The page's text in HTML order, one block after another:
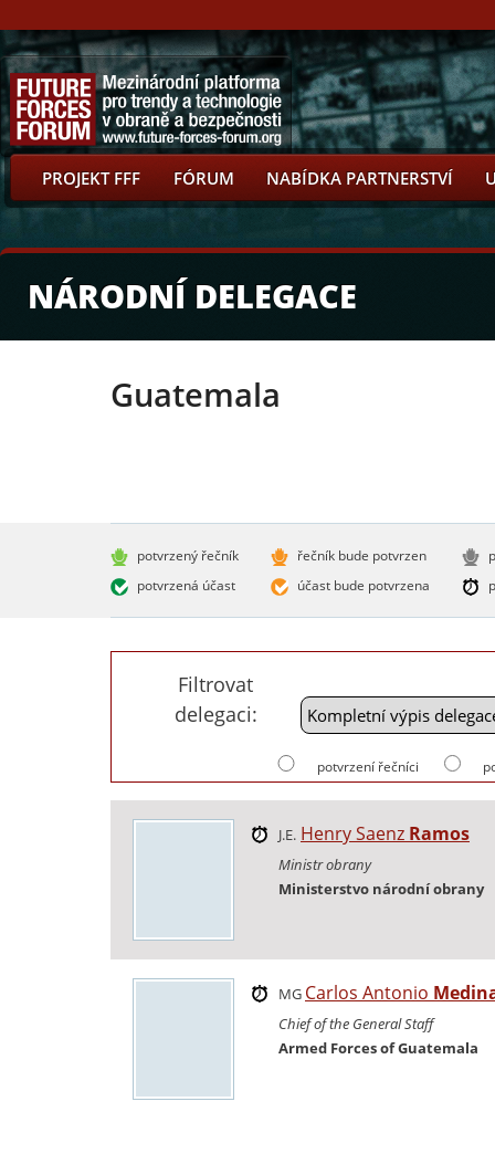
PROJEKT FFF FÓRUM NABÍDKA PARTNERSTVÍ
NÁRODNÍ DELEGACE
Guatemala
potvrzený řečník
potvrzená účast
řečník bude potvrzen
účast bude potvrzena
Filtrovat
delegaci:
potvrzení řečníci
J.E. Henry Saenz Ramos
Ministr obrany
Ministerstvo národní obrany
MG Carlos Antonio
Chief of the General Staff
Armed Forces of Guatemala